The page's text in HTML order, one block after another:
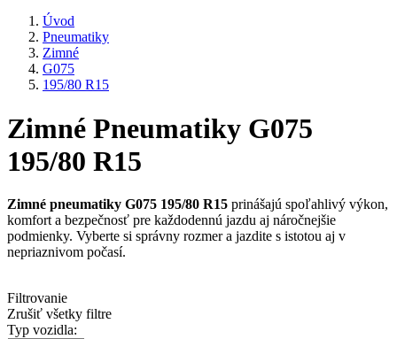
Úvod
Pneumatiky
Zimné
G075
195/80 R15
Zimné Pneumatiky G075
195/80 R15
Zimné pneumatiky G075 195/80 R15 prinášajú spoľahlivý výkon,
komfort a bezpečnosť pre každodennú jazdu aj náročnejšie
podmienky. Vyberte si správny rozmer a jazdite s istotou aj v
nepriaznivom počasí.
Filtrovanie
Zrušiť všetky filtre
Typ vozidla: